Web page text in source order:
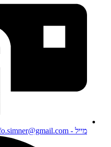
מייל - info.simner@gmail.com